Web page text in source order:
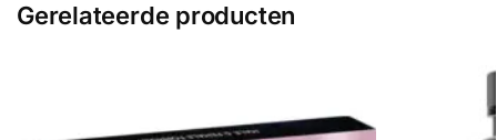
Gerelateerde producten